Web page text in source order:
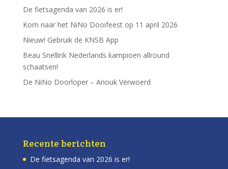
De fietsagenda van 2026 is er!
Kom naar het NiNo Dooifeest op 11 april 2026
Nieuw! Gebruik de KNSB App
Beau Snellink Nederlands kampioen allround
schaatsen!
De NiNo Doorloper – Anouk Verwoerd
Recente berichten
De fietsagenda van 2026 is er!